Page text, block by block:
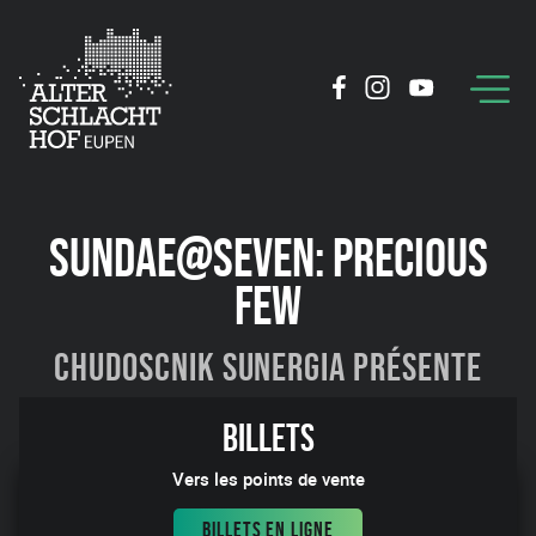
SUNDAE@SEVEN: PRECIOUS
FEW
Chudoscnik Sunergia présente
13:16
Billets
Vers les points de vente
BILLETS EN LIGNE